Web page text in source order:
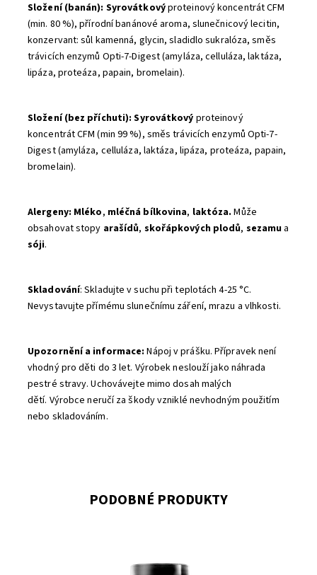
Složení (banán): Syrovátkovýproteinový koncentrát CFM
(min. 80 %), přírodní banánové aroma, slunečnicový lecitin,
konzervant: sůl kamenná, glycin, sladidlo sukralóza, směs
trávicích enzymů Opti-7-Digest (amyláza, celluláza, laktáza,
lipáza, proteáza, papain, bromelain).
Složení (bez příchuti): Syrovátkový proteinový
koncentrát CFM (min 99 %), směs trávicích enzymů Opti-7-
Digest (amyláza, celluláza, laktáza, lipáza, proteáza, papain,
bromelain).
Alergeny: Mléko, mléčná bílkovina, laktóza.Může
obsahovat stopy arašídů, skořápkových plodů, sezamu a
sóji.
Skladování: Skladujte v suchu při teplotách 4-25 °C.
Nevystavujte přímému slunečnímu záření, mrazu a vlhkosti.
Upozornění a informace: Nápoj v prášku. Přípravek není
vhodný pro děti do 3 let. Výrobek neslouží jako náhrada
pestré stravy. Uchovávejte mimo dosah malých
dětí. Výrobce neručí za škody vzniklé nevhodným použitím
nebo skladováním.
PODOBNÉ PRODUKTY